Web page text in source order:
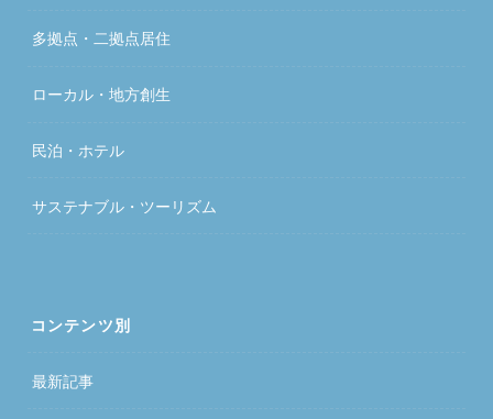
多拠点・二拠点居住
ローカル・地方創生
民泊・ホテル
サステナブル・ツーリズム
コンテンツ別
最新記事